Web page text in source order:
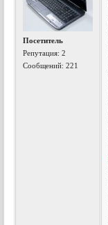
Посетитель
Репутация:2
Сообщений: 221